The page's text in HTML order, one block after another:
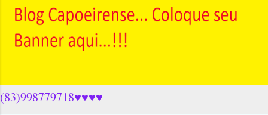
(83)998779718♥♥♥♥